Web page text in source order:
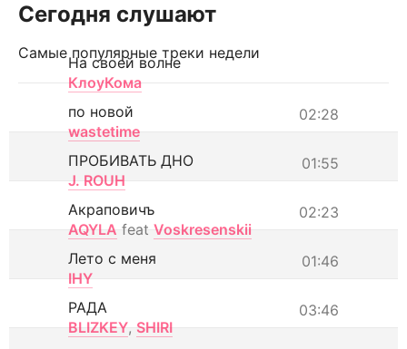
Сегодня слушают
Самые популярные треки недели
На своей волне
КлоуКома
02:28
по новой
wastetime
01:55
ПРОБИВАТЬ ДНО
J. ROUH
02:23
Акраповичъ
AQYLA feat Voskresenskii
01:46
Лето с меня
IHY
03:46
РАДА
BLIZKEY, SHIRI